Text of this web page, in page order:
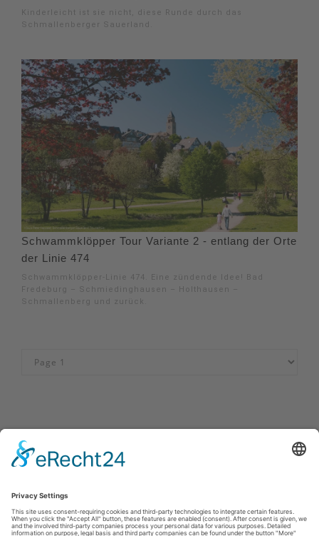
Kinderleicht ist sie nicht, diese Runde durch das
Schmallenberger Sauerland.
Schwammklöpper Tour Variante 2 - entlang der Orte
der Linie 474
Schwammklöpper-Linie 474. Eine zündende Idee! Bad
Fredeburg – Schmiedinghausen – Holthausen –
Schmallenberg und zurück.
Sauerland-Tourismus e.V. Johannes-Hummel-Weg 1 57392 Schmallenberg